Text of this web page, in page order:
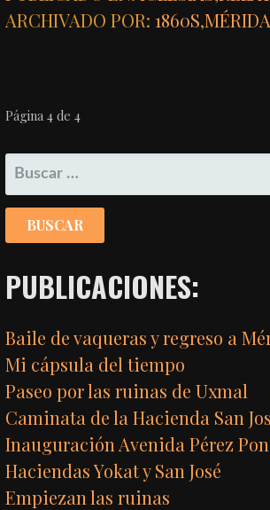
ARCHIVADO POR:1860S,MÉRIDA
NAVEGACIÓN
POR
ENTRADA
Página 4 de 4
BUSCAR:
PUBLICACIONES:
Baile de vaqueras y regreso a
Mi cápsula del tiempo
Paseo por las ruinas de Uxmal
Caminata de la Hacienda San
Inauguración Avenida Pérez
Haciendas Yokat y San José
Empiezan las ruinas